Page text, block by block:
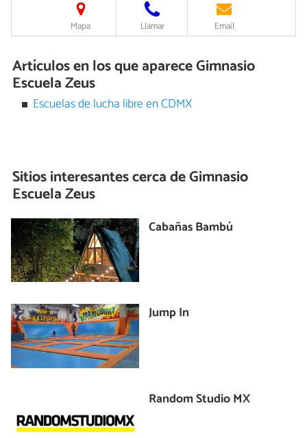
Mapa Llamar Email
Artículos en los que aparece Gimnasio
Escuela Zeus
Escuelas de lucha libre en CDMX
Sitios interesantes cerca deGimnasio
Escuela Zeus
Cabañas Bambú
Jump In
Random Studio MX